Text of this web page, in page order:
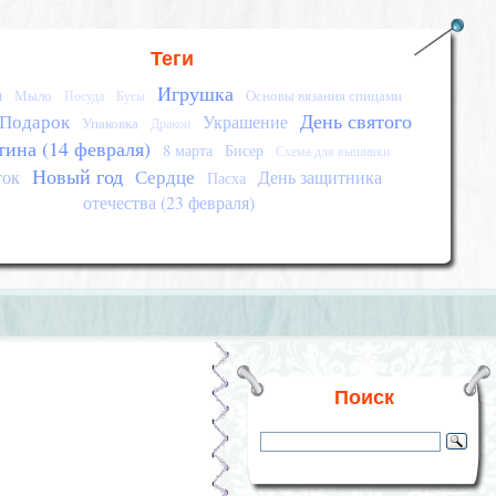
Теги
Мыло Посуда Бусы Игрушка Основы вязания спицами
Подарок Упаковка Дракон Украшение День святого
(14 февраля)
8 марта Бисер Схема для вышивки
Новый год Сердце Пасха День защитника
отечества (23 февраля)
Поиск